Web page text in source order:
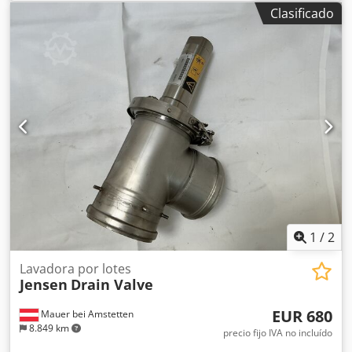
transmisión: correa trapezoidal Diámetro máx. de rama:
200 mm Tipo de astillado: tambor, autoalimentado
Número de cuchillas: 2 + 1 contracuchilla Peso propio: 255
kg Longitud total: 2819 mm Ancho total: 1217 mm Altura
total: 1550 mm Ángulo de descarga: 360° Potencia del
motor: 19 kW / 25 CV Cilindrada: 764 ccm Sistema de
arranque: E-Starter El RR200THX está diseñado para uso
prolongado. Todos los componentes son de fácil acceso, lo
que permite realizar el mantenimiento con rapidez. Los
repuestos están siempre disponibles en stock. Dodpoxu I T
Ejfx Aqiokr Opcionalmente, ofrecemos servicio técnico y
reparaciones en nuestro propio taller o directamente en
sus instalaciones. Financiación Leasing o pago a plazos
disponible – consúltenos sin compromiso.
de vapor 9005220191
Clasificado
1 /2
Mauer bei Amstetten
8.849 km
Lavadora por lotes
Jensen Drain Valve
EUR 680
precio fijo IVA no incluído